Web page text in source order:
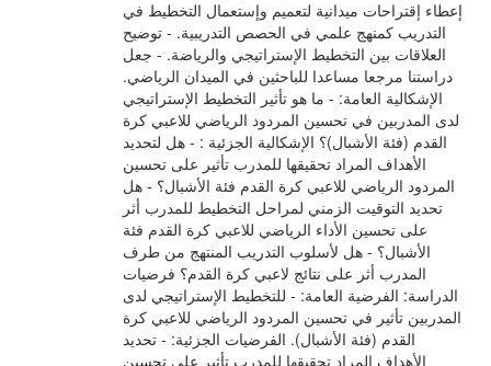
إعطاء إقتراحات ميدانية لتعميم وإستعمال التخطيط في
التدريب كمنهج علمي في الحصص التدريبية. - توضيح
العلاقات بين التخطيط الإستراتيجي والرياضة. - جعل
دراستنا مرجعا مساعدا للباحثين في الميدان الرياضي.
الإشكالية العامة: - ما هو تأثير التخطيط الإستراتيجي
لدى المدربين في تحسين المردود الرياضي للاعبي كرة
القدم (فئة الأشبال)؟ الإشكالية الجزئية : - هل لتحديد
الأهداف المراد تحقيقها للمدرب تأثير على تحسين
المردود الرياضي للاعبي كرة القدم فئة الأشبال؟ - هل
تحديد التوقيت الزمني لمراحل التخطيط للمدرب أثر
على تحسين الأداء الرياضي للاعبي كرة القدم فئة
الأشبال؟ - هل لأسلوب التدريب المنتهج من طرف
المدرب أثر على نتائج لاعبي كرة القدم؟ فرضيات
الدراسة: الفرضية العامة: - للتخطيط الإستراتيجي لدى
المدربين تأثير في تحسين المردود الرياضي للاعبي كرة
القدم (فئة الأشبال). الفرضيات الجزئية: - تحديد
الأهداف المراد تحقيقها للمدرب تأثير على تحسين